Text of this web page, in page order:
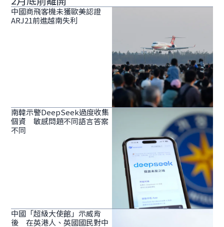
中國商飛客機未獲歐美認證
ARJ21前進越南失利
南韓示警DeepSeek過度收集
個資 敏感問題不同語言答案
不同
中國「超級大使館」示威背
後 在英港人、英國國民對中